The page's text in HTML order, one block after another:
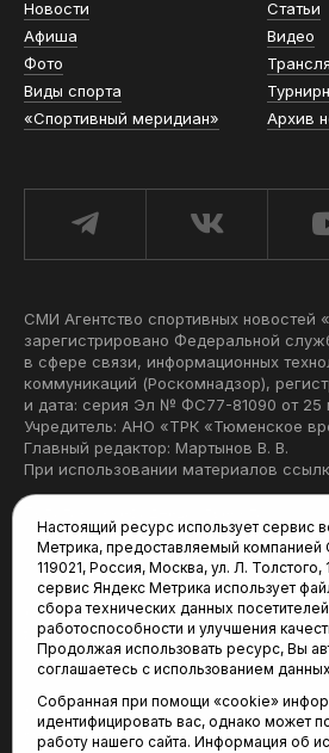
Новости
Статьи
Афиша
Видео
Фото
Виды спорта
«Спортивный меридиан»
Архив
СМИ Агентство спортивных новостей
зарегистрировано Федеральной
в сфере связи, информационных
коммуникаций (Роскомнадзор),
и дата: серия Эл № ФС77-81090 от 25
Учредитель: АНО «ТРК «Тюменское
Главный редактор: Мартынов В. В.
При использовании материалов
Редакция:
625035, Тюмень, пр.
(3452) 68-22-28
tum-arena@mail.ru
Отдел продаж:
(3452) 68-89-78
kotovaev@sibinformburo.ru
Настоящий ресурс использует сервис
Метрика, предоставляемый
119021, Россия, Москва, ул. Л.
сервис Яндекс Метрика использует
сбора технических данных
работоспособности и улучшения
Продолжая использовать ресурс, Вы
соглашаетесь с использованием
Собранная при помощи «cookie»
идентифицировать вас, однако может
работу нашего сайта. Информация об